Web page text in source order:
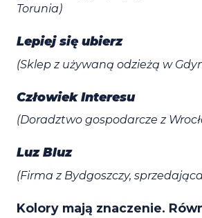
Torunia)
Lepiej się ubierz
(Sklep z używaną odzieżą w
Człowiek Interesu
(Doradztwo gospodarcze z
Luz Bluz
(Firma z Bydgoszczy,
Kolory mają znaczenie.